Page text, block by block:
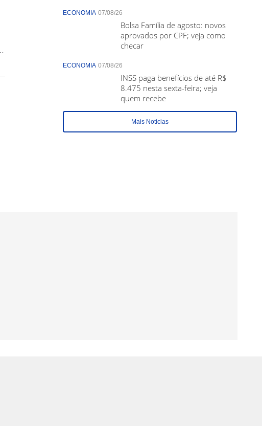
ECONOMIA 07/08/26
Bolsa Família de agosto: novos
aprovados por CPF; veja como
checar
ECONOMIA 07/08/26
INSS paga benefícios de até R$
8.475 nesta sexta-feira; veja
quem recebe
Mais Noticias